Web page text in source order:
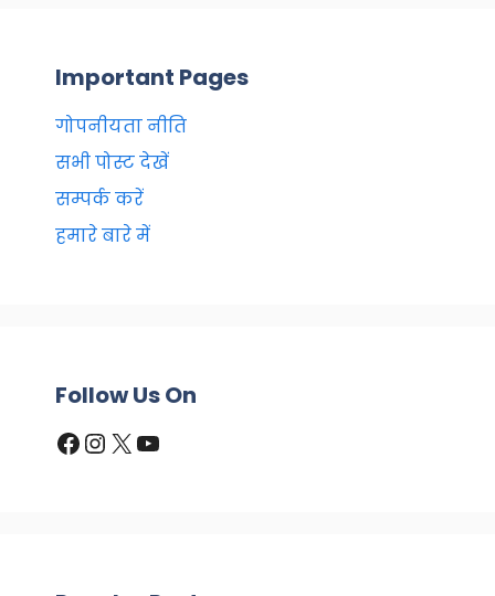
Important Pages
गोपनीयता नीति
सभी पोस्ट देखें
सम्पर्क करें
हमारे बारे में
Follow Us On
Facebook
Instagram
X YouTube